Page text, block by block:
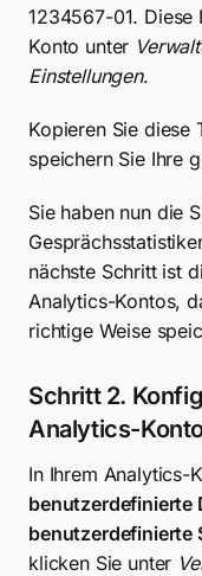
1234567-01. Diese
Konto unter
Einstellungen.
Kopieren Sie diese
speichern Sie Ihre
Sie haben nun die
nächste Schritt ist
Analytics-Kontos,
richtige Weise
Schritt 2.
Analytics-
In Ihrem Analytics-
benutzerdefinierte
benutzerdefinierte
klicken Sie unter